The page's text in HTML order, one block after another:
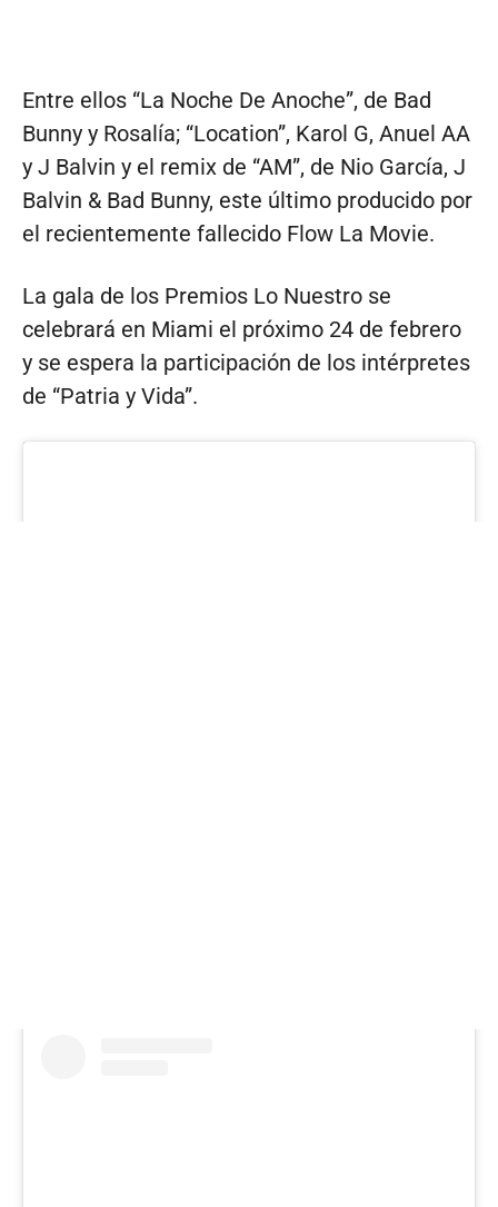
Entre ellos “La Noche De Anoche”, de Bad
Bunny y Rosalía; “Location”, Karol G, Anuel AA
y J Balvin y el remix de “AM”, de Nio García, J
Balvin & Bad Bunny, este último producido por
el recientemente fallecido Flow La Movie.
La gala de los Premios Lo Nuestro se
celebrará en Miami el próximo 24 de febrero
y se espera la participación de los intérpretes
de “Patria y Vida”.